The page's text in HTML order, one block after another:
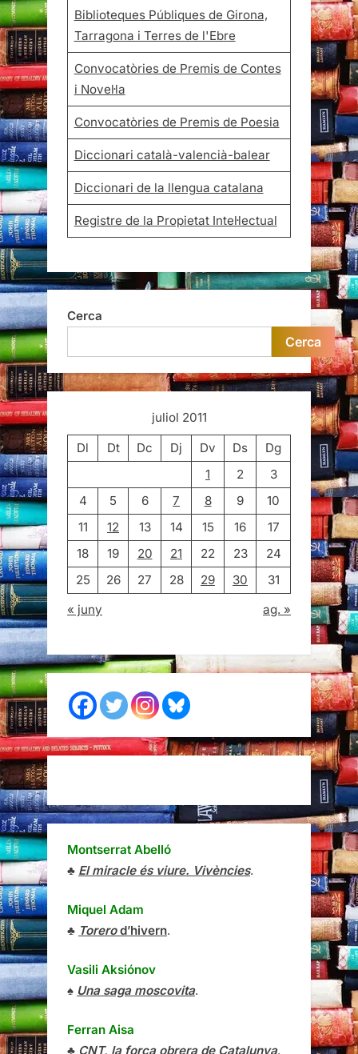
Biblioteques Públiques de Girona,
Tarragona i Terres de l'Ebre
Convocatòries de Premis de Contes
i Novel·la
Convocatòries de Premis de Poesia
Diccionari català-valencià-balear
Diccionari de la llengua catalana
Registre de la Propietat Intel·lectual
Cerca
Cerca
juliol 2011
Dl
Dt Dc Dj Dv Ds
Dg
1
2
3
4
5 6 7 8 9
10
11
12 13 14 15 16
17
18
19 20 21 22 23
24
25
26 27 28 29 30
31
« juny
ag. »
Montserrat Abelló
♣ El miracle és viure. Vivències.
Miquel Adam
♣ Torerod’hivern.
Vasili Aksiónov
♠ Una saga moscovita.
Ferran Aisa
♣ CNT, la força obrera de Catalunya.